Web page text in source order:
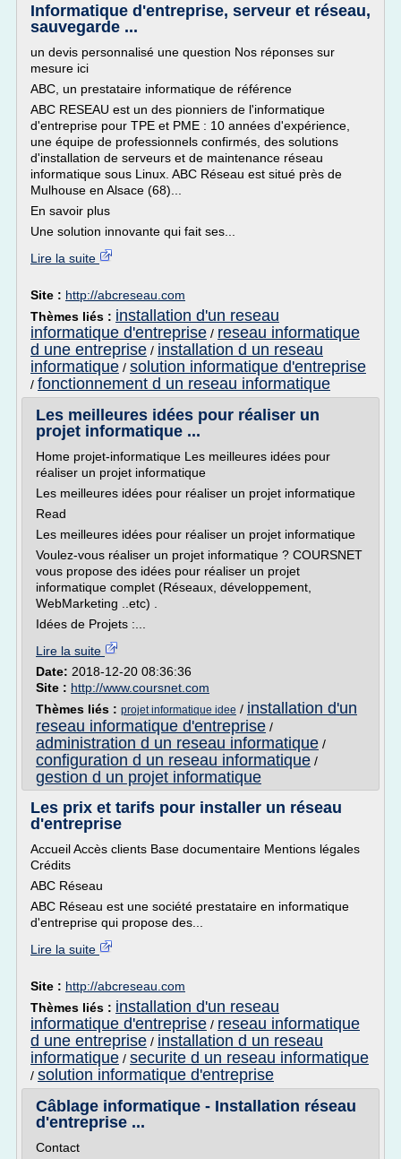
Informatique d'entreprise, serveur et réseau,
sauvegarde ...
un devis personnalisé une question Nos réponses sur
mesure ici
ABC, un prestataire informatique de référence
ABC RESEAU est un des pionniers de l'informatique
d'entreprise pour TPE et PME : 10 années d'expérience,
une équipe de professionnels confirmés, des solutions
d'installation de serveurs et de maintenance réseau
informatique sous Linux. ABC Réseau est situé près de
Mulhouse en Alsace (68)...
En savoir plus
Une solution innovante qui fait ses...
Lire la suite
Site : http://abcreseau.com
Thèmes liés : installation d'un reseau
informatique d'entreprise / reseau informatique
d une entreprise / installation d un reseau
informatique / solution informatique d'entreprise
/ fonctionnement d un reseau informatique
Les meilleures idées pour réaliser un
projet informatique ...
Home projet-informatique Les meilleures idées pour
réaliser un projet informatique
Les meilleures idées pour réaliser un projet informatique
Read
Les meilleures idées pour réaliser un projet informatique
Voulez-vous réaliser un projet informatique ? COURSNET
vous propose des idées pour réaliser un projet
informatique complet (Réseaux, développement,
WebMarketing ..etc) .
Idées de Projets :...
Lire la suite
Date: 2018-12-20 08:36:36
Site : http://www.coursnet.com
Thèmes liés : projet informatique idee / installation d'un
reseau informatique d'entreprise /
administration d un reseau informatique /
configuration d un reseau informatique /
gestion d un projet informatique
Les prix et tarifs pour installer un réseau
d'entreprise
Accueil Accès clients Base documentaire Mentions légales
Crédits
ABC Réseau
ABC Réseau est une société prestataire en informatique
d'entreprise qui propose des...
Lire la suite
Site : http://abcreseau.com
Thèmes liés : installation d'un reseau
informatique d'entreprise / reseau informatique
d une entreprise / installation d un reseau
informatique / securite d un reseau informatique
/ solution informatique d'entreprise
Câblage informatique - Installation réseau
d'entreprise ...
Contact